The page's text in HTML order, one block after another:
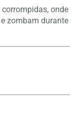
onde
zombam durante